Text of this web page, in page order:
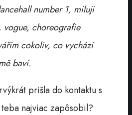
number 1, miluji
choreografie
cokoliv, co vychází
baví.
prišla do kontaktu s
najviac zapôsobil?